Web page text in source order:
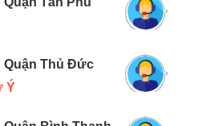
Quận Thủ Đức
Ý